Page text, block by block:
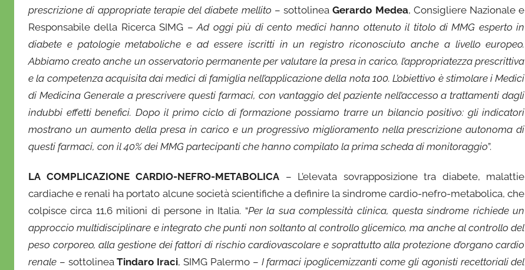
prescrizione di appropriate terapie del diabete mellito – sottolineaGerardo Medea, Consigliere Nazionale e
Responsabile della Ricerca SIMG –Ad oggi più di cento medici hanno ottenuto il titolo di MMG esperto in
diabete e patologie metaboliche e ad essere iscritti in un registro riconosciuto anche a livello europeo.
Abbiamo creato anche un osservatorio permanente per valutare la presa in carico, l’appropriatezza prescrittiva
e la competenza acquisita dai medici di famiglia nell’applicazione della nota 100. L’obiettivo è stimolare i Medici
di Medicina Generale a prescrivere questi farmaci, con vantaggio del paziente nell’accesso a trattamenti dagli
indubbi effetti benefici. Dopo il primo ciclo di formazione possiamo trarre un bilancio positivo: gli indicatori
mostrano un aumento della presa in carico e un progressivo miglioramento nella prescrizione autonoma di
questi farmaci, con il 40% dei MMG partecipanti che hanno compilato la prima scheda di monitoraggio”.
LA COMPLICAZIONE CARDIO-NEFRO-METABOLICA – L’elevata sovrapposizione tra diabete, malattie
cardiache e renali ha portato alcune società scientifiche a definire la sindrome cardio-nefro-metabolica, che
colpisce circa 11,6 milioni di persone in Italia. “Per la sua complessità clinica, questa sindrome richiede un
approccio multidisciplinare e integrato che punti non soltanto al controllo glicemico, ma anche al controllo del
peso corporeo, alla gestione dei fattori di rischio cardiovascolare e soprattutto alla protezione d’organo cardio
renale – sottolineaTindaro Iraci, SIMG Palermo – I farmaci ipoglicemizzanti come gli agonisti recettoriali del